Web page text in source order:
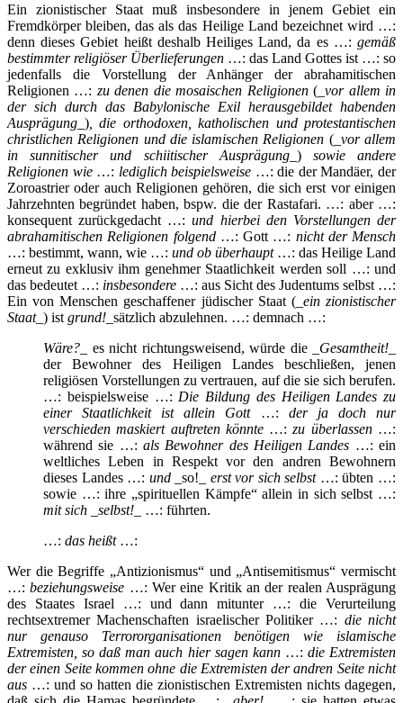
Ein zionistischer Staat muß insbesondere in jenem Gebiet ein
Fremdkörper bleiben, das als das Heilige Land bezeichnet wird …:
denn dieses Gebiet heißt deshalb Heiliges Land, da es …: gemäß
bestimmter religiöser Überlieferungen …: das Land Gottes ist …: so
jedenfalls die Vorstellung der Anhänger der abrahamitischen
Religionen …: zu denen die mosaischen Religionen(_vor allem in
der sich durch das Babylonische Exil herausgebildet habenden
Ausprägung _) , die orthodoxen, katholischen und protestantischen
christlichen Religionen und die islamischen Religionen (_ vor allem
in sunnitischer und schiitischer Ausprägung_) sowie andere
Religionen wie…: lediglich beispielsweise …: die der Mandäer, der
Zoroastrier oder auch Religionen gehören, die sich erst vor einigen
Jahrzehnten begründet haben, bspw. die der Rastafari. …: aber …:
konsequent zurückgedacht …:und hierbei den Vorstellungen der
abrahamitischen Religionen folgend…: Gott …: nicht der Mensch
…: bestimmt, wann, wie …: und ob überhaupt…: das Heilige Land
erneut zu exklusiv ihm genehmer Staatlichkeit werden soll …: und
das bedeutet …: insbesondere …: aus Sicht des Judentums selbst …:
Ein von Menschen geschaffener jüdischer Staat (_ ein zionistischer
Staat_) ist grund! _sätzlich abzulehnen. …: demnach …:
Wäre? _ es nicht richtungsweisend, würde die _ Gesamtheit!
der Bewohner des Heiligen Landes beschließen, jenen
religiösen Vorstellungen zu vertrauen, auf die sie sich berufen.
…: beispielsweise …: Die Bildung des Heiligen Landes zu
einer Staatlichkeit ist allein Gott…: der ja doch nur
verschieden maskiert auftreten könnte…: zu überlassen…:
während sie …: als Bewohner des Heiligen Landes …: ein
weltliches Leben in Respekt vor den andren Bewohnern
dieses Landes …: und _so!_ erst vor sich selbst…: übten …:
sowie …: ihre „spirituellen Kämpfe“ allein in sich selbst …:
mit sich _selbst!_
…: führten.
…: das heißt…:
Wer die Begriffe „Antizionismus“ und „Antisemitismus“ vermischt
…:beziehungsweise …: Wer eine Kritik an der realen Ausprägung
des Staates Israel …: und dann mitunter …: die Verurteilung
rechtsextremer Machenschaften israelischer Politiker …: die nicht
nur genauso Terrororganisationen benötigen wie islamische
Extremisten, so daß man auch hier sagen kann…: die Extremisten
der einen Seite kommen ohne die Extremisten der andren Seite nicht
aus …: und so hatten die zionistischen Extremisten nichts dagegen,